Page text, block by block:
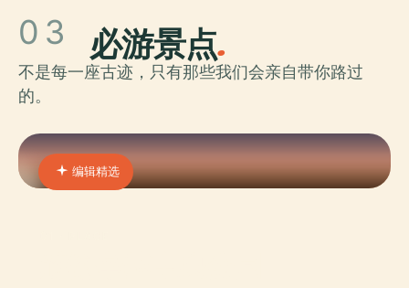
03 必游景点.
不是每一座古迹，只有那些我们会亲自带你路过
的。
编辑精选